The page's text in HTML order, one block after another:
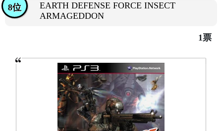
EARTH DEFENSE FORCE INSECT
ARMAGEDDON
8位
1票